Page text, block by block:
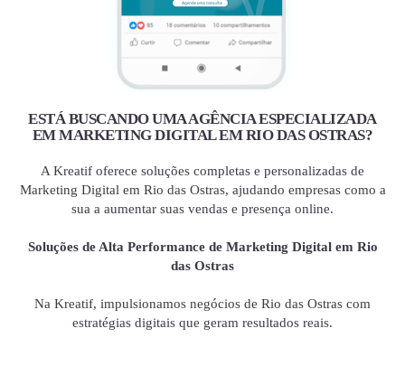
ESTÁ BUSCANDO UMA AGÊNCIA ESPECIALIZADA
EM MARKETING DIGITAL EM RIO DAS OSTRAS?
A Kreatif oferece soluções completas e personalizadas de
Marketing Digital em Rio das Ostras, ajudando empresas como a
sua a aumentar suas vendas e presença online.
Soluções de Alta Performance de Marketing Digital em Rio
das Ostras
Na Kreatif, impulsionamos negócios de Rio das Ostras com
estratégias digitais que geram resultados reais.